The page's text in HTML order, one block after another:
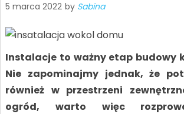
5 marca 2022 by Sabina
Instalacje to ważny etap budowy
Nie zapominajmy jednak, że
również w przestrzeni
ogród, warto więc